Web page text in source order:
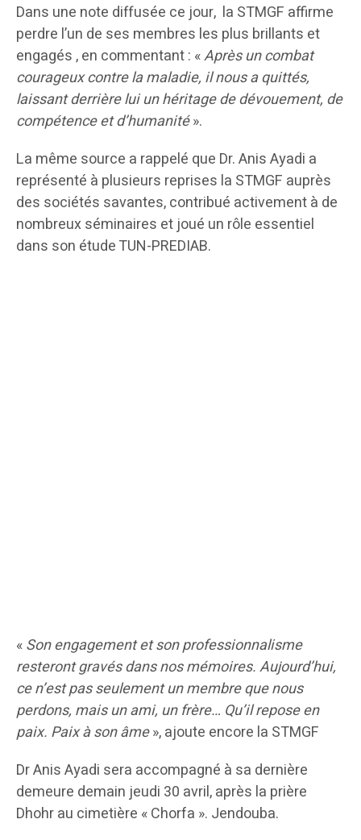
Dans une note diffusée ce jour, la STMGF affirme
perdre l’un de ses membres les plus brillants et
engagés , en commentant : «Après un combat
courageux contre la maladie, il nous a quittés,
laissant derrière lui un héritage de dévouement, de
compétence et d’humanité».
La même source a rappelé que Dr. Anis Ayadi a
représenté à plusieurs reprises la STMGF auprès
des sociétés savantes, contribué activement à de
nombreux séminaires et joué un rôle essentiel
dans son étude TUN-PREDIAB.
«Son engagement et son professionnalisme
resteront gravés dans nos mémoires. Aujourd’hui,
ce n’est pas seulement un membre que nous
perdons, mais un ami, un frère… Qu’il repose en
paix. Paix à son âme», ajoute encore la STMGF
Dr Anis Ayadi sera accompagné à sa dernière
demeure demain jeudi 30 avril, après la prière
Dhohr au cimetière « Chorfa ». Jendouba.